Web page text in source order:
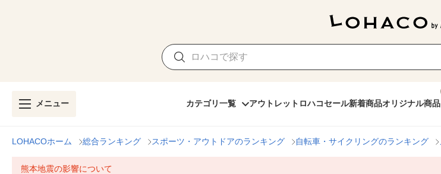
メニュー カテゴリ一覧 アウトレット ロハコセール新着商品オリジナル商品
LOHACOホーム 総合ランキング スポーツ・アウトドアのランキング 自転車・サイクリングのランキング
熊本地震の影響について